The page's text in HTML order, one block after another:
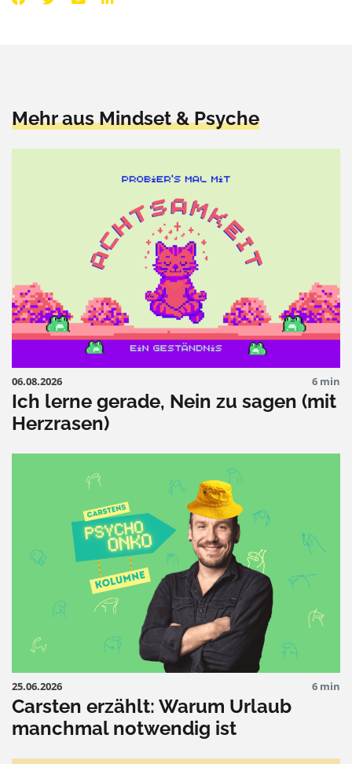
Mehr aus Mindset & Psyche
06.08.2026 6 min
Ich lerne gerade, Nein zu sagen (mit
Herzrasen)
25.06.2026 6 min
Carsten erzählt: Warum Urlaub
manchmal notwendig ist